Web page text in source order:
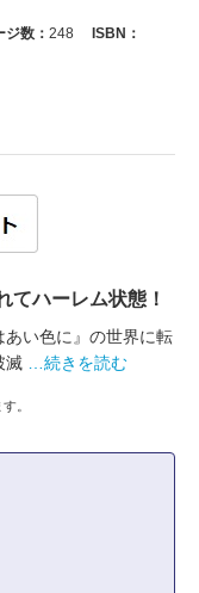
ジ数： 248
ISBN：
てハーレム状態！
い色に』の世界に転
滅
…続きを読む
。